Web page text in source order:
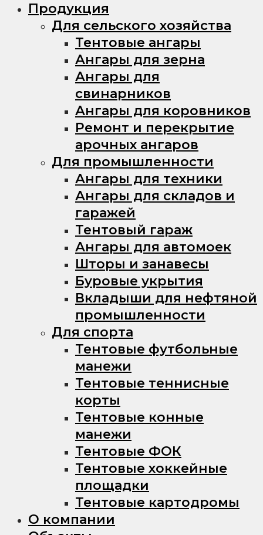
Продукция
Для сельского хозяйства
Тентовые ангары
Ангары для зерна
Ангары для
свинарников
Ангары для коровников
Ремонт и перекрытие
арочных ангаров
Для промышленности
Ангары для техники
Ангары для складов и
гаражей
Тентовый гараж
Ангары для автомоек
Шторы и занавесы
Буровые укрытия
Вкладыши для нефтяной
промышленности
Для спорта
Тентовые футбольные
манежи
Тентовые теннисные
корты
Тентовые конные
манежи
Тентовые ФОК
Тентовые хоккейные
площадки
Тентовые картодромы
О компании